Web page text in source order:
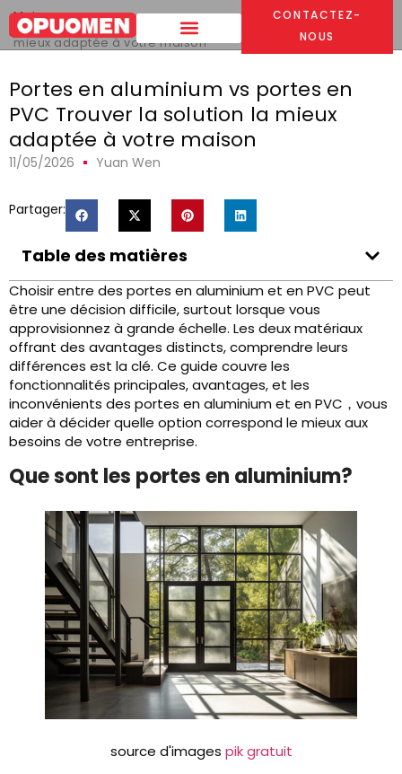
CONTACTEZ-
NOUS
Maison >
Portes en aluminium vs portes en PVC Trouver la solution la
mieux adaptée à votre maison
Portes en aluminium vs portes en
PVC Trouver la solution la mieux
adaptée à votre maison
11/05/2026 Yuan Wen
Partager:
Table des matières
Choisir entre des portes en aluminium et en PVC peut
être une décision difficile, surtout lorsque vous
approvisionnez à grande échelle. Les deux matériaux
offrant des avantages distincts, comprendre leurs
différences est la clé. Ce guide couvre les
fonctionnalités principales, avantages, et les
inconvénients des portes en aluminium et en PVC，vous
aider à décider quelle option correspond le mieux aux
besoins de votre entreprise.
Que sont les portes en aluminium?
source d'images pik gratuit